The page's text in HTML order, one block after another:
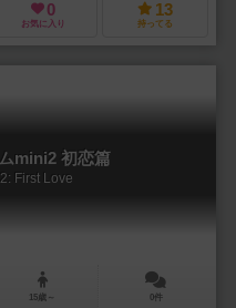
0
お気に入り
13
持ってる
mini2 初恋篇
First Love
15歳～ 0件